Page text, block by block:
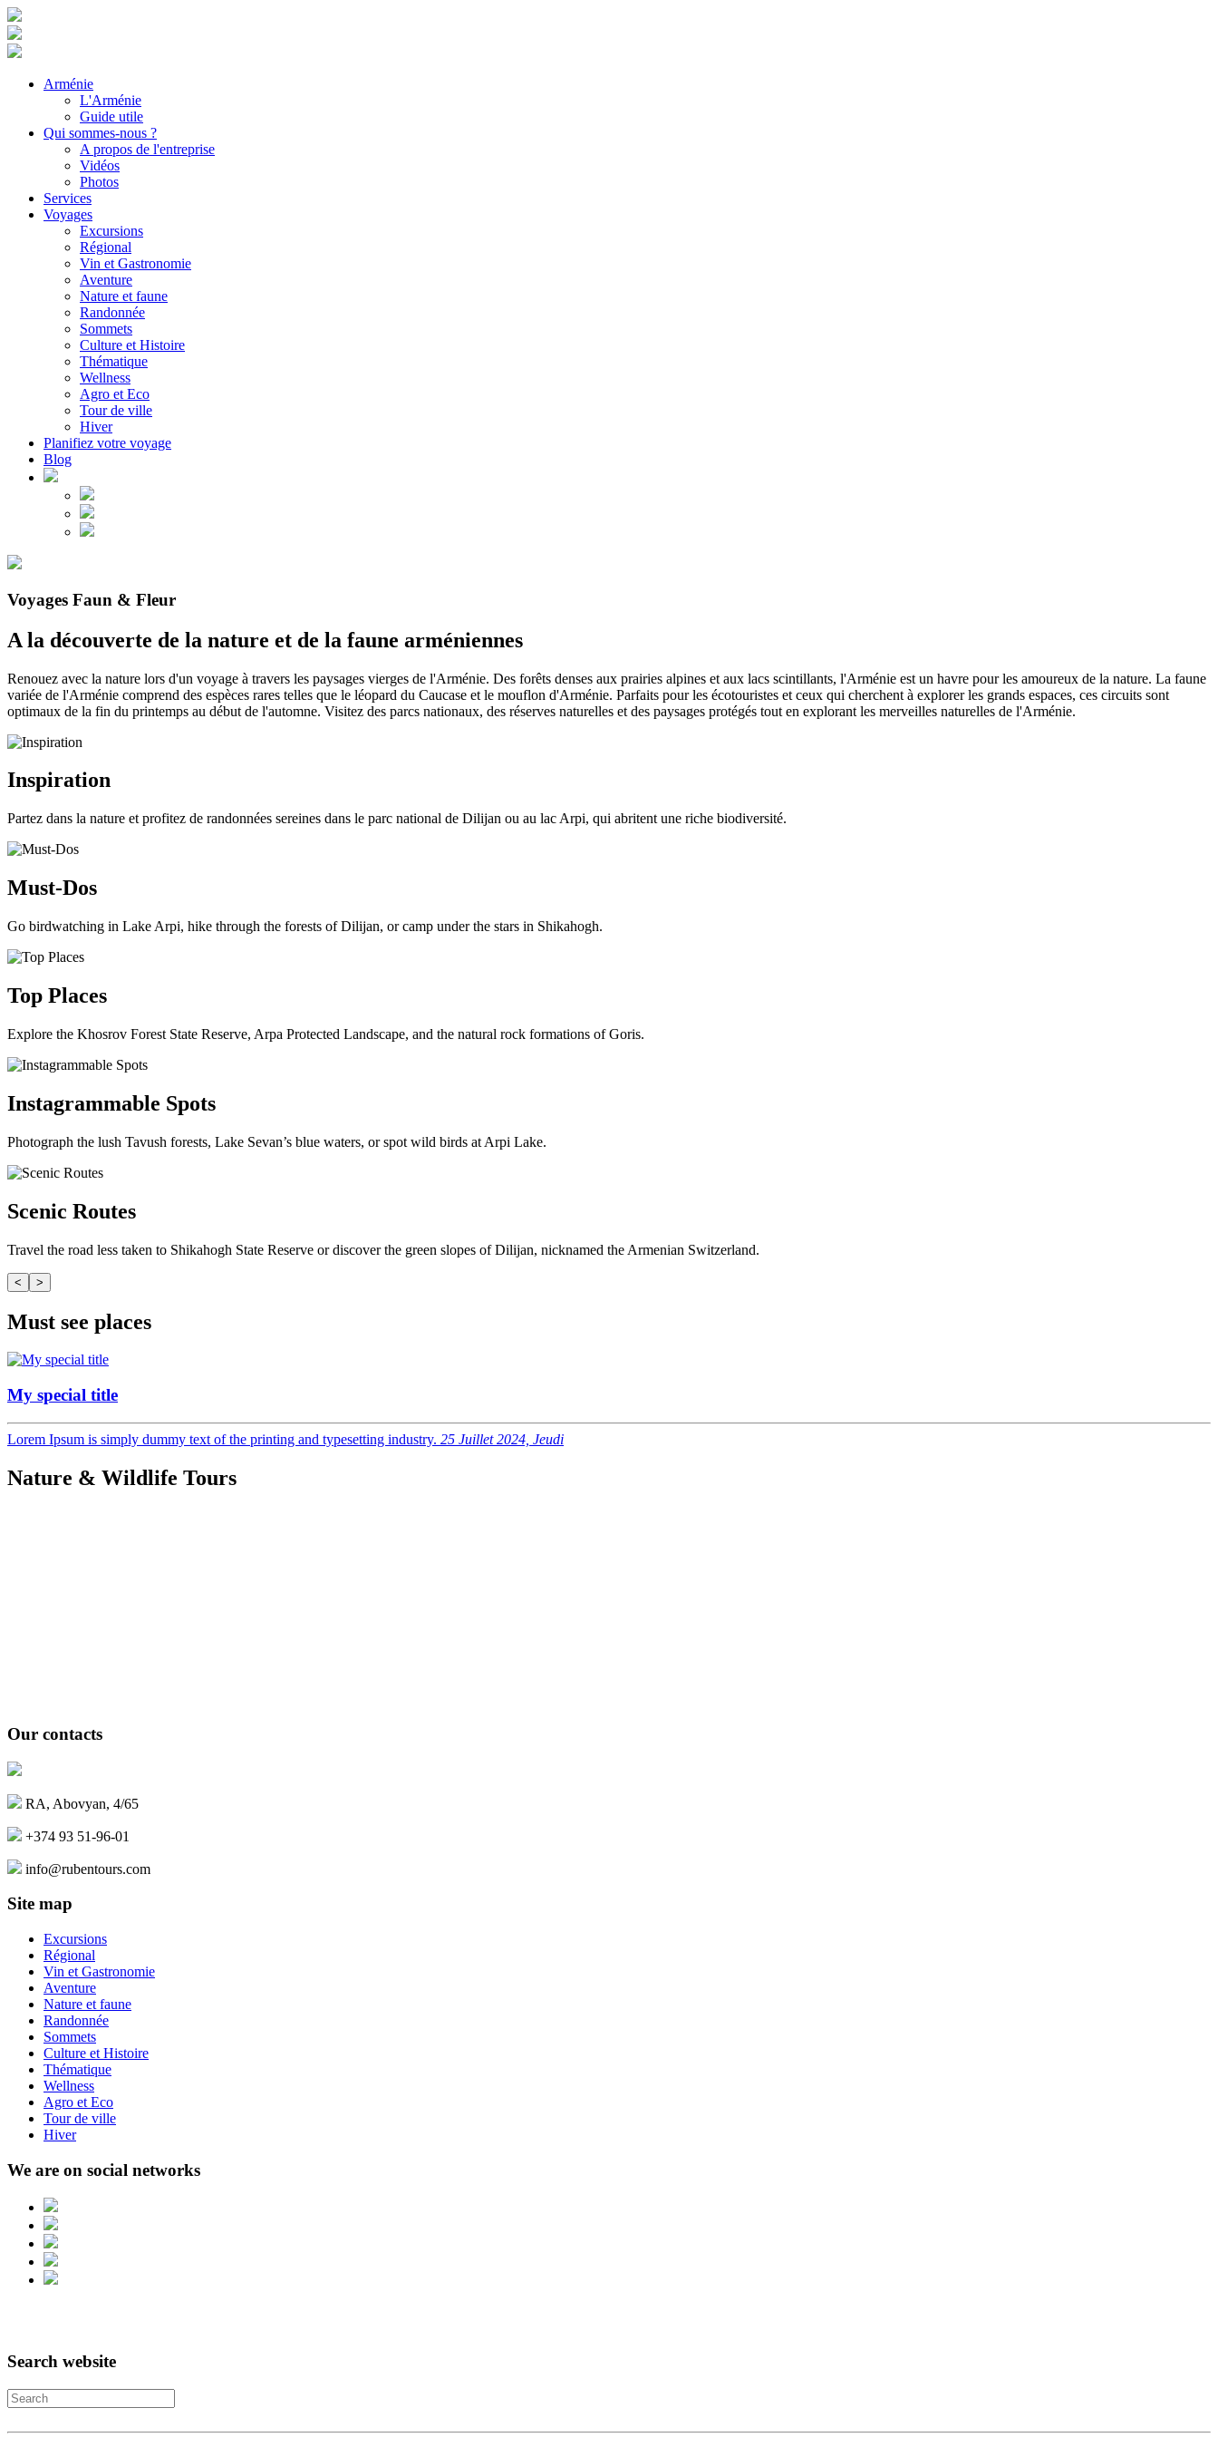
Arménie
L'Arménie
Guide utile
Qui sommes-nous ?
A propos de l'entreprise
Vidéos
Photos
Services
Voyages
Excursions
Régional
Vin et Gastronomie
Aventure
Nature et faune
Randonnée
Sommets
Culture et Histoire
Thématique
Wellness
Agro et Eco
Tour de ville
Hiver
Planifiez votre voyage
Blog
Voyages Faun & Fleur
A la découverte de la nature et de la faune arméniennes
Renouez avec la nature lors d'un voyage à travers les paysages vierges de l'Arménie. Des forêts denses aux prairies alpines et aux lacs scintillants, l'Arménie est un havre pour les amoureux de la nature. La faune
variée de l'Arménie comprend des espèces rares telles que le léopard du Caucase et le mouflon d'Arménie. Parfaits pour les écotouristes et ceux qui cherchent à explorer les grands espaces, ces circuits sont
optimaux de la fin du printemps au début de l'automne. Visitez des parcs nationaux, des réserves naturelles et des paysages protégés tout en explorant les merveilles naturelles de l'Arménie.
Inspiration
Partez dans la nature et profitez de randonnées sereines dans le parc national de Dilijan ou au lac Arpi, qui abritent une riche biodiversité.
Must-Dos
Go birdwatching in Lake Arpi, hike through the forests of Dilijan, or camp under the stars in Shikahogh.
Top Places
Explore the Khosrov Forest State Reserve, Arpa Protected Landscape, and the natural rock formations of Goris.
Instagrammable Spots
Photograph the lush Tavush forests, Lake Sevan’s blue waters, or spot wild birds at Arpi Lake.
Scenic Routes
Travel the road less taken to Shikahogh State Reserve or discover the green slopes of Dilijan, nicknamed the Armenian Switzerland.
< >
Must see places
My special title
Lorem Ipsum is simply dummy text of the printing and typesetting industry. 25 Juillet 2024, Jeudi
Nature & Wildlife Tours
Our contacts
RA, Abovyan, 4/65
+374 93 51-96-01
info@rubentours.com
Site map
Excursions
Régional
Vin et Gastronomie
Aventure
Nature et faune
Randonnée
Sommets
Culture et Histoire
Thématique
Wellness
Agro et Eco
Tour de ville
Hiver
We are on social networks
Search website